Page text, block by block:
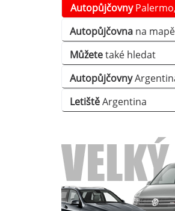
AutopůjčovnyPalermo,
Buenos Aires, Ar
Autopůjčovna na mapě
Můžetetaké hledat
Autopůjčovny
LetištěArgentina